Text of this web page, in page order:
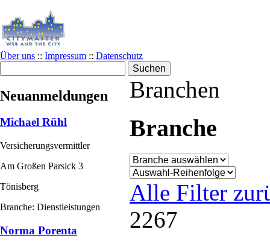
Über uns :: Impressum :: Datenschutz
Neuanmeldungen
Michael Rühl
Versicherungsvermittler
Am Großen Parsick 3
Tönisberg
Branche: Dienstleistungen
Norma Porenta
Branchen
Branche
Alle Filter
2267